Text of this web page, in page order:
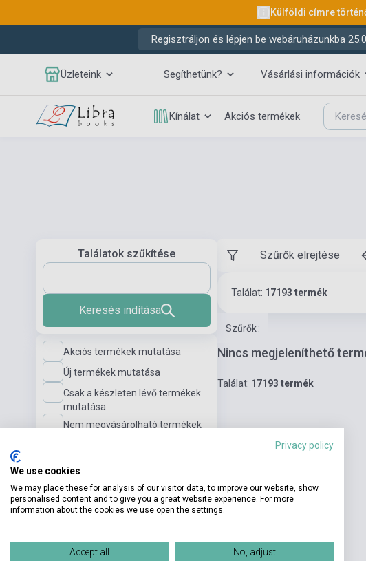
Külföldi címre
Regisztráljon és lépjen be webáruházunkba
Üzleteink Segíthetünk? Vásárlási információk
Kínálat Akciós termékek
Találatok szűkítése
Keresés indítása
Akciós termékek mutatása
Új termékek mutatása
Csak a készleten lévő termékek
mutatása
Nem megvásárolható termékek
Nyelvi szint
Szűrők elrejtése
Találat: 17193 termék
Szűrők:
Nincs megjeleníthető
Találat: 17193 termék
Privacy policy
We use cookies
We may place these for analysis of our visitor data, to improve our website, show
personalised content and to give you a great website experience. For more
information about the cookies we use open the settings.
Accept all No, adjust